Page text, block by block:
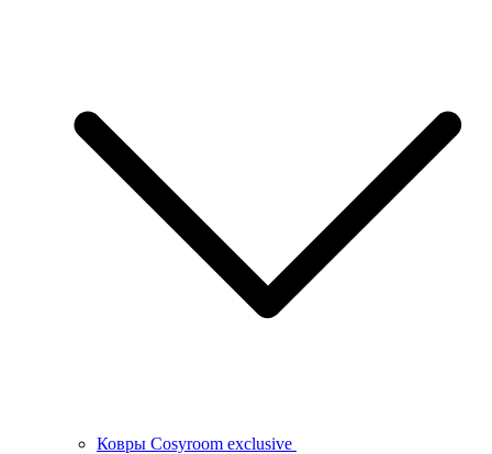
Ковры Cosyroom exclusive